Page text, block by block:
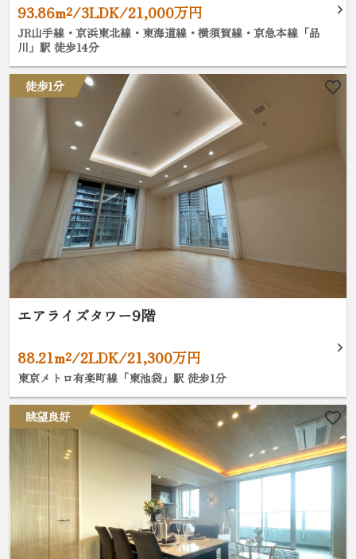
93.86m²/3LDK/21,000万円
JR山手線・京浜東北線・東海道線・横須賀線・京急本線「品
川」駅 徒歩14分
徒歩1分
エアライズタワー9階
88.21m²/2LDK/21,300万円
東京メトロ有楽町線「東池袋」駅 徒歩1分
眺望良好